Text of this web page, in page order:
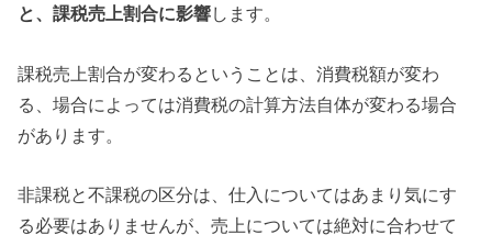
と、課税売上割合に影響します。
課税売上割合が変わるということは、消費税額が変わ
る、場合によっては消費税の計算方法自体が変わる場合
があります。
非課税と不課税の区分は、仕入についてはあまり気にす
る必要はありませんが、売上については絶対に合わせて